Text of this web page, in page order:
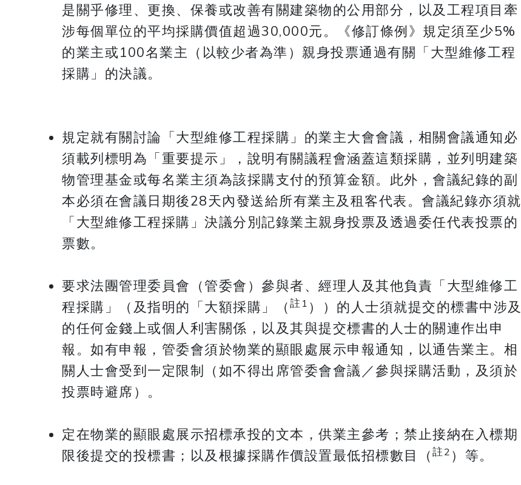
是關乎修理、更換、保養或改善有關建築物的公用部分，以及工程項目牽
涉每個單位的平均採購價值超過30,000元。《修訂條例》規定須至少5%
的業主或100名業主（以較少者為準）親身投票通過有關「大型維修工程
採購」的決議。
規定就有關討論「大型維修工程採購」的業主大會會議，相關會議通知必
須載列標明為「重要提示」，說明有關議程會涵蓋這類採購，並列明建築
物管理基金或每名業主須為該採購支付的預算金額。此外，會議紀錄的副
本必須在會議日期後28天內發送給所有業主及租客代表。會議紀錄亦須就
「大型維修工程採購」決議分別記錄業主親身投票及透過委任代表投票的
票數。
要求法團管理委員會（管委會）參與者、經理人及其他負責「大型維修工
程採購」（及指明的「大額採購」（註1 ））的人士須就提交的標書中涉及
的任何金錢上或個人利害關係，以及其與提交標書的人士的關連作出申
報。如有申報，管委會須於物業的顯眼處展示申報通知，以通告業主。相
關人士會受到一定限制（如不得出席管委會會議／參與採購活動，及須於
投票時避席）。
定在物業的顯眼處展示招標承投的文本，供業主參考；禁止接納在入標期
限後提交的投標書；以及根據採購作價設置最低招標數目（註2 ）等。